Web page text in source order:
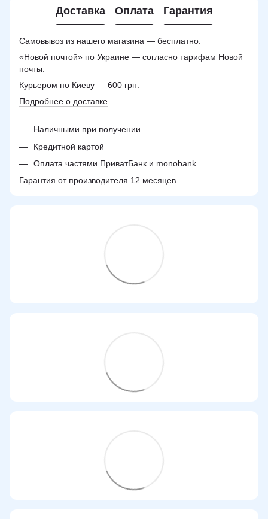
Доставка Оплата Гарантия
Самовывоз из нашего магазина — бесплатно.
«Новой почтой» по Украине — согласно тарифам Новой
почты.
Курьером по Киеву — 600 грн.
Подробнее о доставке
Наличными при получении
Кредитной картой
Оплата частями ПриватБанк и monobank
Гарантия от производителя 12 месяцев